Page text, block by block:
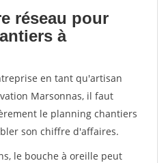
réseau pour
à
en tant qu'artisan
Marsonnas, il faut
le planning chantiers
son chiffre d'affaires.
le bouche à oreille peut